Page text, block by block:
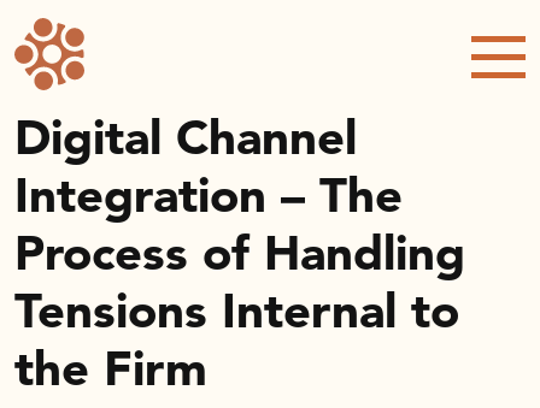
Forskning och utveckling
Forskningsprojekt
Rapporter och publikationer
NRWC – Nordic Retail and Wholesale
conference
Strategi och utveckling
Inspel till forsknings- och
innovationspropositionen
Initiativ för att stärka handeln – En
Digital Channel
Integration – The
Process of Handling
Tensions Internal to
the Firm